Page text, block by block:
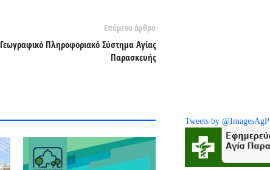
Επόμενο άρθρο
Γεωγραφικό Πληροφοριακό Σύστημα Αγίας
Παρασκευής
Tweets by @ImagesAgP